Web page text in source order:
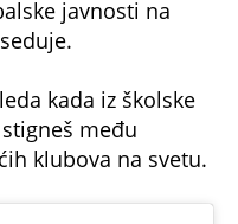
javnosti na
kada iz školske
među
klubova na svetu.